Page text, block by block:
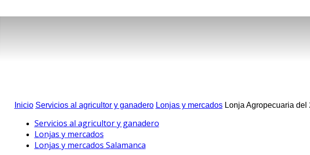
Inicio Servicios al agricultor y ganadero Lonjas y mercados Lonja Agropecuaria
Servicios al agricultor y ganadero
Lonjas y mercados
Lonjas y mercados Salamanca